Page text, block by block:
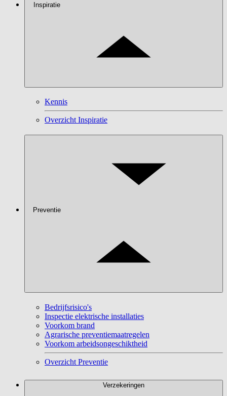
Inspiratie
Kennis
Overzicht Inspiratie
Preventie
Bedrijfsrisico's
Inspectie elektrische installaties
Voorkom brand
Agrarische preventiemaatregelen
Voorkom arbeidsongeschiktheid
Overzicht Preventie
Verzekeringen